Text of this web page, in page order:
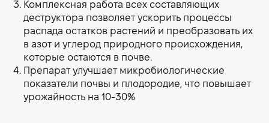
Комплексная работа всех составляющих
деструктора позволяет ускорить процессы
распада остатков растений и преобразовать их
в азот и углерод природного происхождения,
которые остаются в почве.
Препарат улучшает микробиологические
показатели почвы и плодородие, что повышает
урожайность на 10-30%